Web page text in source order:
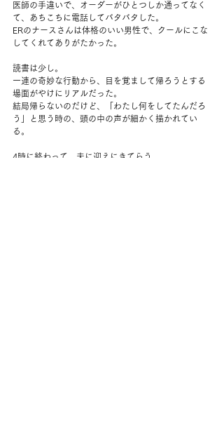
医師の手違いで、オーダーがひとつしか通ってなく
て、あちこちに電話してバタバタした。
ERのナースさんは体格のいい男性で、クールにこな
してくれてありがたかった。
読書は少し。
一連の奇妙な行動から、目を覚まして帰ろうとする
場面がやけにリアルだった。
結局帰らないのだけど、「わたし何をしてたんだろ
う」と思う時の、頭の中の声が細かく描かれてい
る。
4時に終わって、夫に迎えにきてらう。